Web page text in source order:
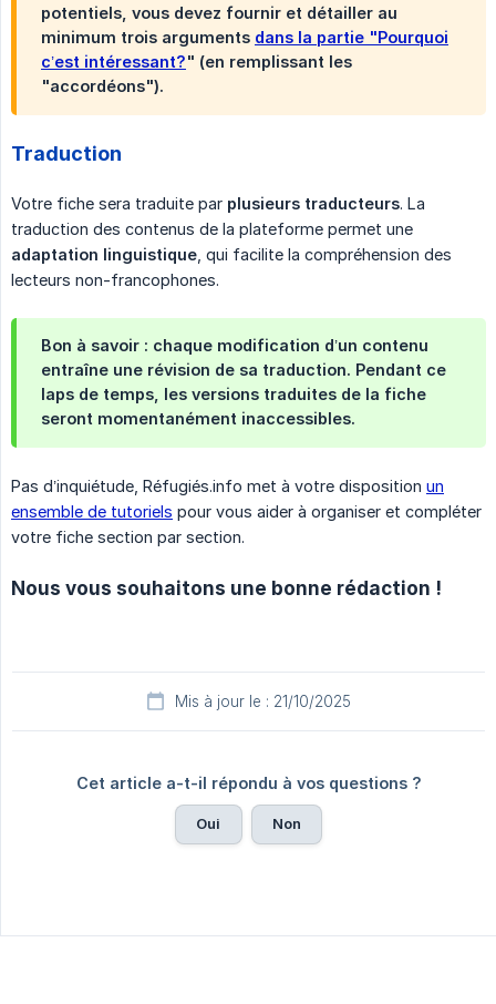
potentiels, vous devez fournir et détailler au
minimum trois arguments dans la partie "Pourquoi
c’est intéressant?" (en remplissant les
"accordéons").
Traduction
Votre fiche sera traduite par plusieurs traducteurs. La
traduction des contenus de la plateforme permet une
adaptation linguistique , qui facilite la compréhension des
lecteurs non-francophones.
Bon à savoir : chaque modification d’un contenu
entraîne une révision de sa traduction. Pendant ce
laps de temps, les versions traduites de la fiche
seront momentanément inaccessibles.
Pas d’inquiétude, Réfugiés.info met à votre disposition un
ensemble de tutoriels pour vous aider à organiser et compléter
votre fiche section par section.
Nous vous souhaitons une bonne rédaction !
Mis à jour le : 21/10/2025
Cet article a-t-il répondu à vos questions ?
Oui Non